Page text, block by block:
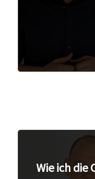
Wie ich die